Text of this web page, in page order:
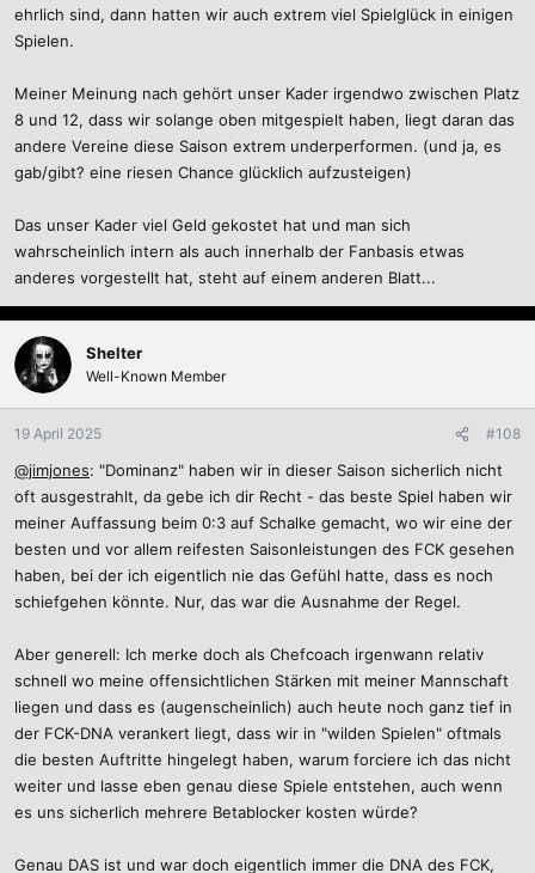
ehrlich sind, dann hatten wir auch extrem viel Spielglück in einigen
Spielen.
Meiner Meinung nach gehört unser Kader irgendwo zwischen Platz
8 und 12, dass wir solange oben mitgespielt haben, liegt daran das
andere Vereine diese Saison extrem underperformen. (und ja, es
gab/gibt? eine riesen Chance glücklich aufzusteigen)
Das unser Kader viel Geld gekostet hat und man sich
wahrscheinlich intern als auch innerhalb der Fanbasis etwas
anderes vorgestellt hat, steht auf einem anderen Blatt...
Shelter
Well-Known Member
19 April 2025 #108
@jimjones: "Dominanz" haben wir in dieser Saison sicherlich nicht
oft ausgestrahlt, da gebe ich dir Recht - das beste Spiel haben wir
meiner Auffassung beim 0:3 auf Schalke gemacht, wo wir eine der
besten und vor allem reifesten Saisonleistungen des FCK gesehen
haben, bei der ich eigentlich nie das Gefühl hatte, dass es noch
schiefgehen könnte. Nur, das war die Ausnahme der Regel.
Aber generell: Ich merke doch als Chefcoach irgenwann relativ
schnell wo meine offensichtlichen Stärken mit meiner Mannschaft
liegen und dass es (augenscheinlich) auch heute noch ganz tief in
der FCK-DNA verankert liegt, dass wir in "wilden Spielen" oftmals
die besten Auftritte hingelegt haben, warum forciere ich das nicht
weiter und lasse eben genau diese Spiele entstehen, auch wenn
es uns sicherlich mehrere Betablocker kosten würde?
Genau DAS ist und war doch eigentlich immer die DNA des FCK,